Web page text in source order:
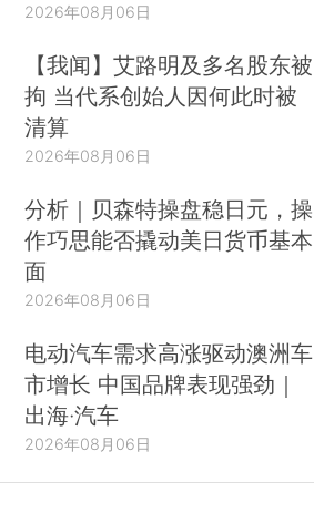
2026年08月06日
【我闻】艾路明及多名股东被
拘 当代系创始人因何此时被
清算
2026年08月06日
分析｜贝森特操盘稳日元，操
作巧思能否撬动美日货币基本
面
2026年08月06日
电动汽车需求高涨驱动澳洲车
市增长 中国品牌表现强劲｜
出海·汽车
2026年08月06日